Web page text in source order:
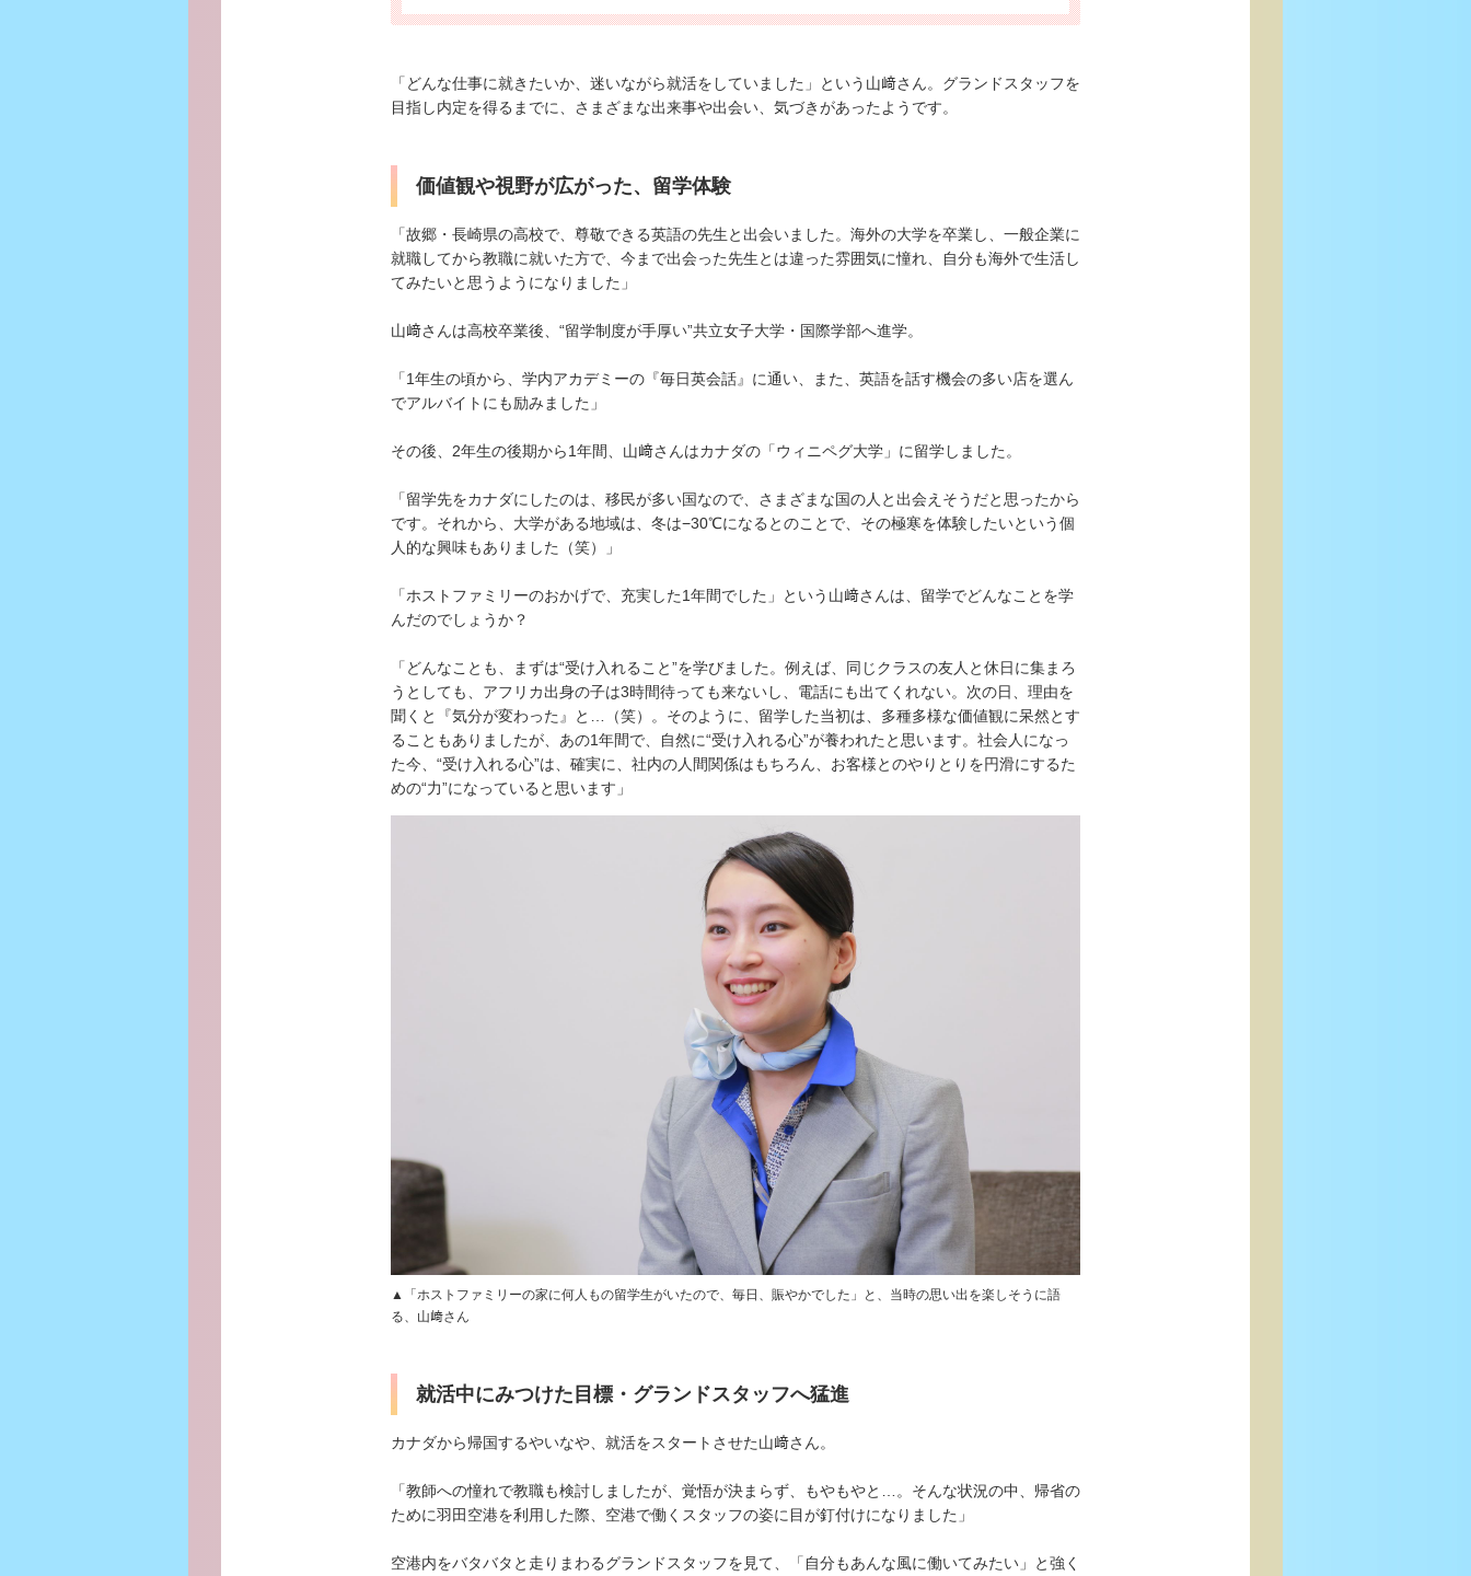
「どんな仕事に就きたいか、迷いながら就活をしていました」という山﨑さん。グランドスタッフを
目指し内定を得るまでに、さまざまな出来事や出会い、気づきがあったようです。
価値観や視野が広がった、留学体験
「故郷・長崎県の高校で、尊敬できる英語の先生と出会いました。海外の大学を卒業し、一般企業に
就職してから教職に就いた方で、今まで出会った先生とは違った雰囲気に憧れ、自分も海外で生活し
てみたいと思うようになりました」
山﨑さんは高校卒業後、“留学制度が手厚い”共立女子大学・国際学部へ進学。
「1年生の頃から、学内アカデミーの『毎日英会話』に通い、また、英語を話す機会の多い店を選ん
でアルバイトにも励みました」
その後、2年生の後期から1年間、山﨑さんはカナダの「ウィニペグ大学」に留学しました。
「留学先をカナダにしたのは、移民が多い国なので、さまざまな国の人と出会えそうだと思ったから
です。それから、大学がある地域は、冬は−30℃になるとのことで、その極寒を体験したいという個
人的な興味もありました（笑）」
「ホストファミリーのおかげで、充実した1年間でした」という山﨑さんは、留学でどんなことを学
んだのでしょうか？
「どんなことも、まずは“受け入れること”を学びました。例えば、同じクラスの友人と休日に集まろ
うとしても、アフリカ出身の子は3時間待っても来ないし、電話にも出てくれない。次の日、理由を
聞くと『気分が変わった』と…（笑）。そのように、留学した当初は、多種多様な価値観に呆然とす
ることもありましたが、あの1年間で、自然に“受け入れる心”が養われたと思います。社会人になっ
た今、“受け入れる心”は、確実に、社内の人間関係はもちろん、お客様とのやりとりを円滑にするた
めの“力”になっていると思います」
▲「ホストファミリーの家に何人もの留学生がいたので、毎日、賑やかでした」と、当時の思い出を楽しそうに語
る、山﨑さん
就活中にみつけた目標・グランドスタッフへ猛進
カナダから帰国するやいなや、就活をスタートさせた山﨑さん。
「教師への憧れで教職も検討しましたが、覚悟が決まらず、もやもやと…。そんな状況の中、帰省の
ために羽田空港を利用した際、空港で働くスタッフの姿に目が釘付けになりました」
空港内をバタバタと走りまわるグランドスタッフを見て、「自分もあんな風に働いてみたい」と強く